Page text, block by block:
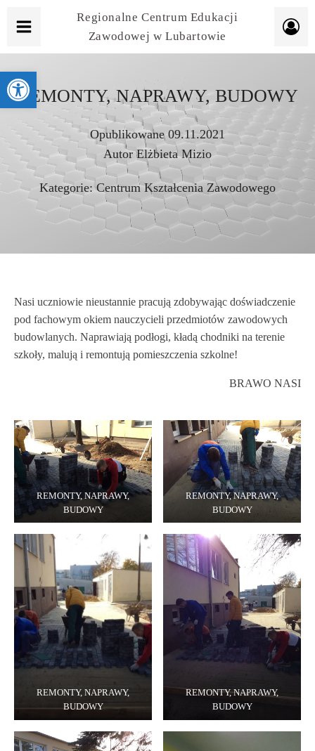
Regionalne Centrum Edukacji
Zawodowej w Lubartowie
REMONTY, NAPRAWY, BUDOWY
Opublikowane 09.11.2021
AutorElżbieta Mizio
Kategorie:Centrum Kształcenia Zawodowego
Nasi uczniowie nieustannie pracują zdobywając doświadczenie
pod fachowym okiem nauczycieli przedmiotów zawodowych
budowlanych. Naprawiają podłogi, kładą chodniki na terenie
szkoły, malują i remontują pomieszczenia szkolne!
BRAWO NASI
REMONTY, NAPRAWY,
BUDOWY
REMONTY, NAPRAWY,
BUDOWY
REMONTY, NAPRAWY,
BUDOWY
REMONTY, NAPRAWY,
BUDOWY
Otwórz pasek narzędzi